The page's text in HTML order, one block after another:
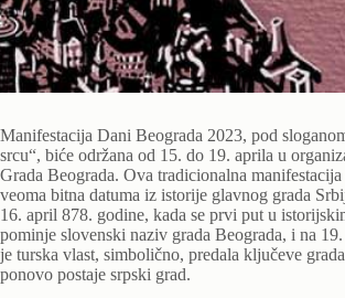
Manifestacija Dani Beograda 2023, pod
srcu“, biće održana od 15. do 19. aprila u
Grada Beograda. Ova tradicionalna manifestacija
veoma bitna datuma iz istorije glavnog grada
16. april 878. godine, kada se prvi put u
pominje slovenski naziv grada Beograda, i na
je turska vlast, simbolično, predala ključeve
ponovo postaje srpski grad.